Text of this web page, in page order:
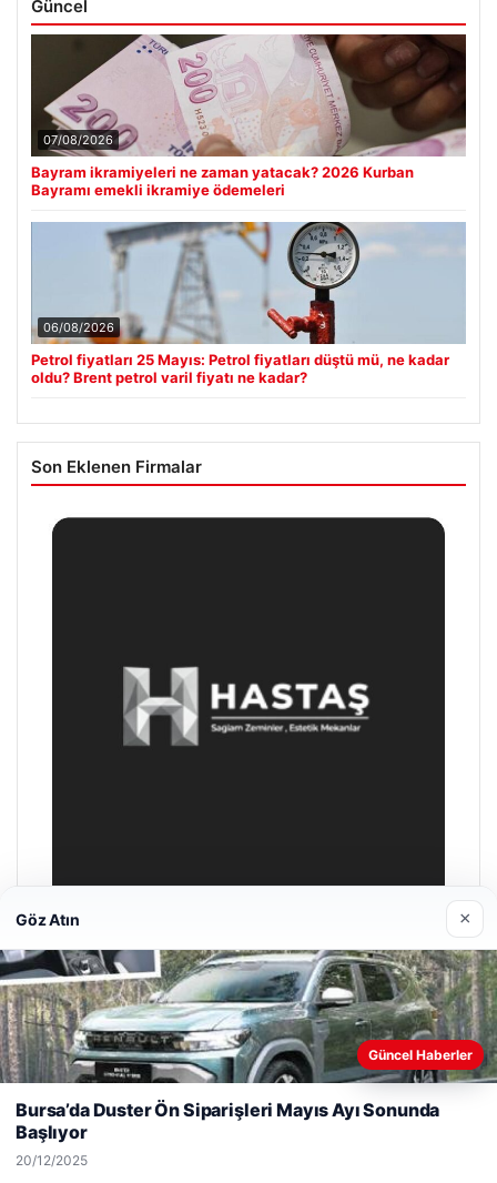
Güncel
07/08/2026
Bayram ikramiyeleri ne zaman yatacak? 2026 Kurban
Bayramı emekli ikramiye ödemeleri
06/08/2026
Petrol fiyatları 25 Mayıs: Petrol fiyatları düştü mü, ne kadar
oldu? Brent petrol varil fiyatı ne kadar?
Son Eklenen Firmalar
Enes Kaplan Avukatlık Bürosu
28/04/2026
© 2026 Haber Vakti – Güncel Haberler
Web sitemizi nasıl kullandığınızı daha iyi anlayabilmek,
kullanıyoruz.Çerez Politikamız
Reddet
Göz Atın ×
Güncel Haberler
Bursa’da Duster Ön Siparişleri Mayıs Ayı Sonunda
Başlıyor
20/12/2025